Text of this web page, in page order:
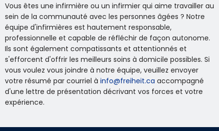
Vous êtes une infirmière ou un infirmier qui aime travailler au
sein de la communauté avec les personnes âgées ? Notre
équipe d'infirmières est hautement responsable,
professionnelle et capable de réfléchir de façon autonome.
Ils sont également compatissants et attentionnés et
s'efforcent d'offrir les meilleurs soins à domicile possibles. Si
vous voulez vous joindre à notre équipe, veuillez envoyer
votre résumé par courriel à info@freiheit.ca accompagné
d'une lettre de présentation décrivant vos forces et votre
expérience.